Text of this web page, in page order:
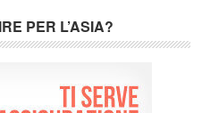
PER L’ASIA?